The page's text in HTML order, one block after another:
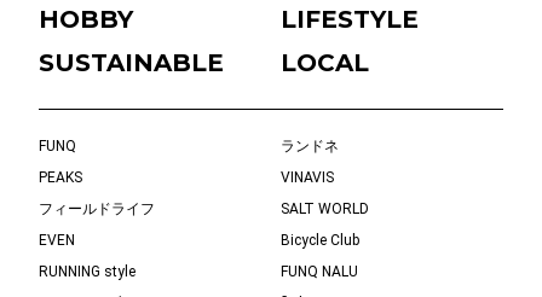
HOBBY
LIFESTYLE
SUSTAINABLE
LOCAL
FUNQ
ランドネ
PEAKS
VINAVIS
フィールドライフ
SALT WORLD
EVEN
Bicycle Club
RUNNING style
FUNQ NALU